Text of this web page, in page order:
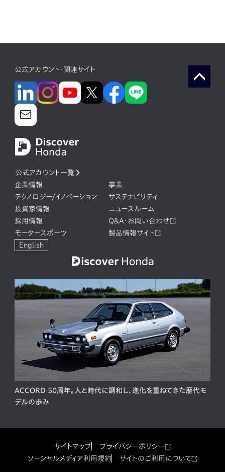
公式アカウント・関連サイト
公式アカウント一覧
企業情報
事業
テクノロジー/イノベーション
サステナビリティ
投資家情報
ニュースルーム
採用情報
Q&A・お問い合わせ
モータースポーツ
製品情報サイト
English
ACCORD 50周年。人と時代に調和し、進化を重ねてきた歴代モ
デルの歩み
サイトマップ
プライバシーポリシー
ソーシャルメディア利用規約
サイトのご利用について